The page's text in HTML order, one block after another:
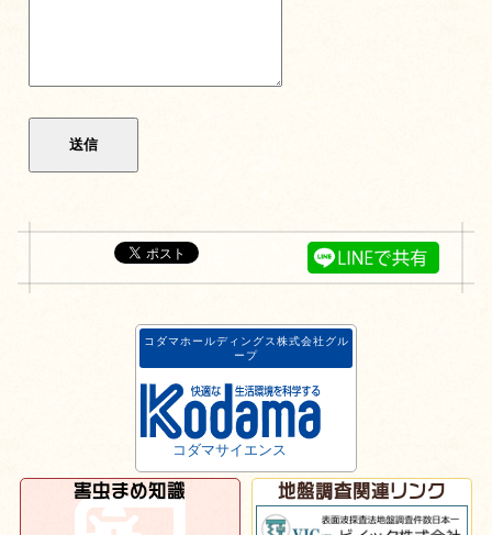
コダマホールディングス株式会社グル
ープ
コダマサイエンス
害虫まめ知識 地盤調査関連リンク